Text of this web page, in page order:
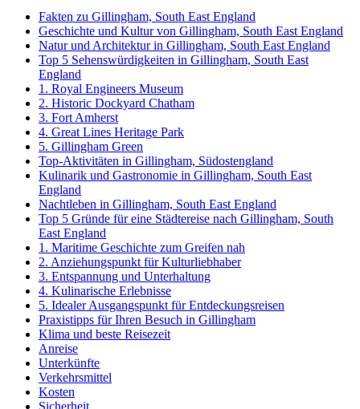
Fakten zu Gillingham, South East England
Geschichte und Kultur von Gillingham, South East England
Natur und Architektur in Gillingham, South East England
Top 5 Sehenswürdigkeiten in Gillingham, South East
England
1. Royal Engineers Museum
2. Historic Dockyard Chatham
3. Fort Amherst
4. Great Lines Heritage Park
5. Gillingham Green
Top-Aktivitäten in Gillingham, Südostengland
Kulinarik und Gastronomie in Gillingham, South East
England
Nachtleben in Gillingham, South East England
Top 5 Gründe für eine Städtereise nach Gillingham, South
East England
1. Maritime Geschichte zum Greifen nah
2. Anziehungspunkt für Kulturliebhaber
3. Entspannung und Unterhaltung
4. Kulinarische Erlebnisse
5. Idealer Ausgangspunkt für Entdeckungsreisen
Praxistipps für Ihren Besuch in Gillingham
Klima und beste Reisezeit
Anreise
Unterkünfte
Verkehrsmittel
Kosten